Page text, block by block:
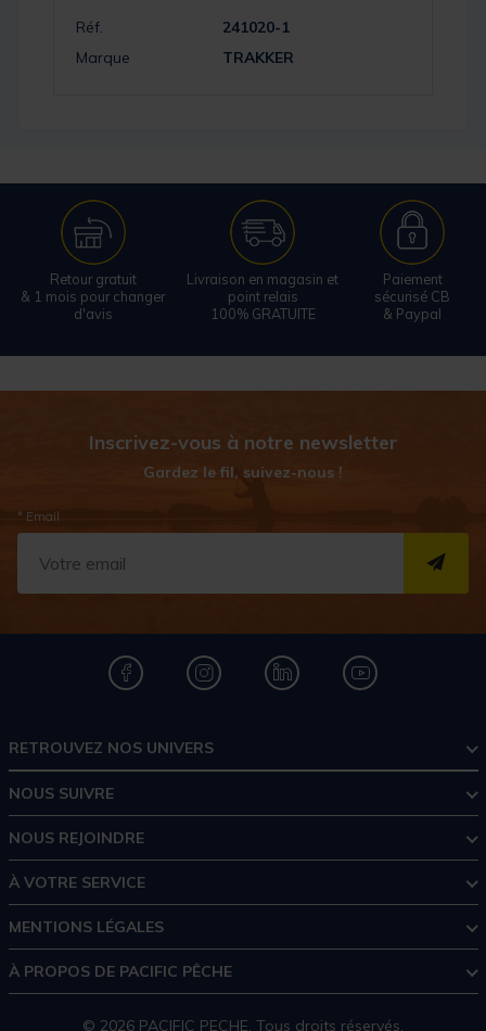
Réf.
241020-1
Marque
TRAKKER
Retour gratuit
& 1 mois pour changer
d'avis
Livraison en magasin et
point relais
100% GRATUITE
Paiement
sécurisé CB
& Paypal
Inscrivez-vous à notre newsletter
Gardez le fil, suivez-nous !
* Email
RETROUVEZ NOS UNIVERS
NOUS SUIVRE
NOUS REJOINDRE
À VOTRE SERVICE
MENTIONS LÉGALES
À PROPOS DE PACIFIC PÊCHE
© 2026 PACIFIC PECHE. Tous droits réservés.